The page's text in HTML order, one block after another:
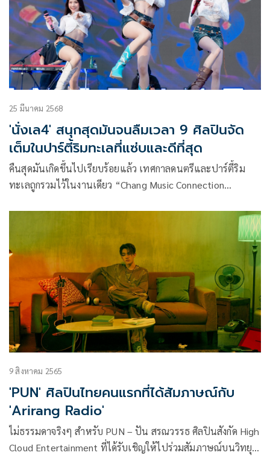
25 มีนาคม 2568
'นั่งเล4' สนุกสุดมันจนลืมเวลา 9 ศิลปินจัด
เต็มในปาร์ตี้ริมทะเลที่แซ่บและดีที่สุด
คืนสุดมันเกิดขึ้นไปเรียบร้อยแล้ว เทศกาลดนตรีและปาร์ตี้ริม
ทะเลถูกรวมไว้ในงานเดียว “Chang Music Connection
เทศกาลดนตรีและปาร์ตี้ริมทะเล บิกินี่บีชแซ่บที่สุด ในวันเสาร์ที่
22 มีนาคม 2568 ที่ TRIPLE TREE BEACH (ใกล้ครัวเม็ดทราย)
อำเภอชะอำ จังหวัดเพชรบุรี ที่ผ่านมา
9 สิงหาคม 2565
'PUN' ศิลปินไทยคนแรกที่ได้สัมภาษณ์กับ
'Arirang Radio'
ไม่ธรรมดาจริงๆ สำหรับ PUN – ปัน สรณวรรธ ศิลปินสังกัด High
Cloud Entertainment ที่ได้รับเชิญให้ไปร่วมสัมภาษณ์บนวิทยุ